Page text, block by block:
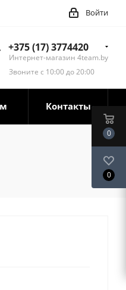
Войти
+375 (17) 3774420
Интернет-магазин 4team.by
Звоните с 10:00 до 20:00
Контакты
0
0